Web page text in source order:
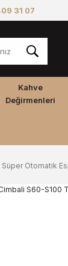
31 07
Kahve
Değirmenleri
Süper Otomatik